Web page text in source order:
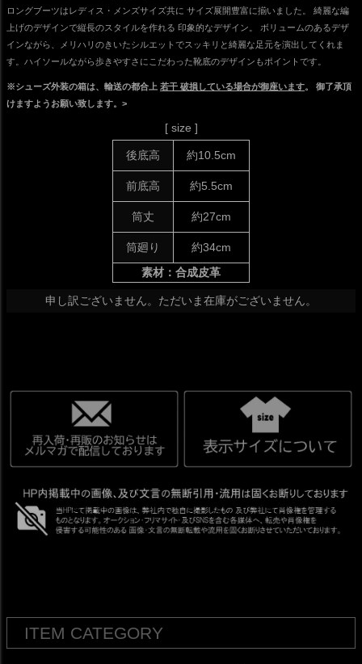
ロングブーツはレディス・メンズサイズ共に サイズ展開豊富に揃いました。 綺麗な編
上げのデザインで縦長のスタイルを作れる 印象的なデザイン。 ボリュームのあるデザ
インながら、メリハリのきいたシルエットでスッキリと綺麗な足元を演出してくれま
す。ハイソールながら歩きやすさにこだわった靴底のデザインもポイントです。
※シューズ外装の箱は、輸送の都合上 若干 破損している場合が御座います。 御了承頂
けますようお願い致します。>
[ size ]
後底高 約10.5cm
前底高 約5.5cm
筒丈 約27cm
筒廻り
約34cm
素材：合成皮革
申し訳ございません。ただいま在庫がございません。
ITEM CATEGORY